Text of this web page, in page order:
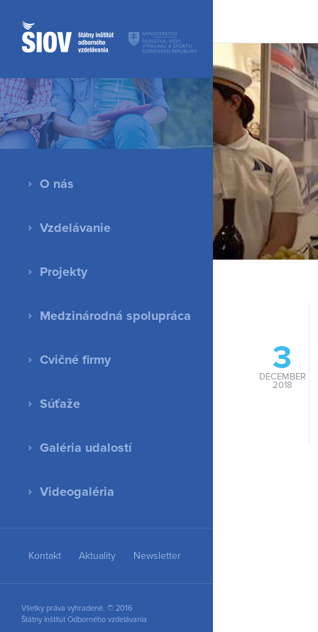
O nás
Vzdelávanie
Projekty
Medzinárodná spolupráca
Cvičné firmy
Súťaže
Galéria udalostí
Videogaléria
Kontakt Aktuality Newsletter
Všetky práva vyhradené. © 2016
Štátny inštitút Odborného vzdelávania
3
DECEMBER
2018